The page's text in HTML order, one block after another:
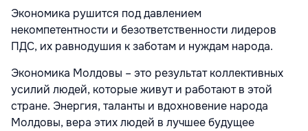
Экономика рушится под давлением
некомпетентности и безответственности лидеров
ПДС, их равнодушия к заботам и нуждам народа.
Экономика Молдовы – это результат коллективных
усилий людей, которые живут и работают в этой
стране. Энергия, таланты и вдохновение народа
Молдовы, вера этих людей в лучшее будущее